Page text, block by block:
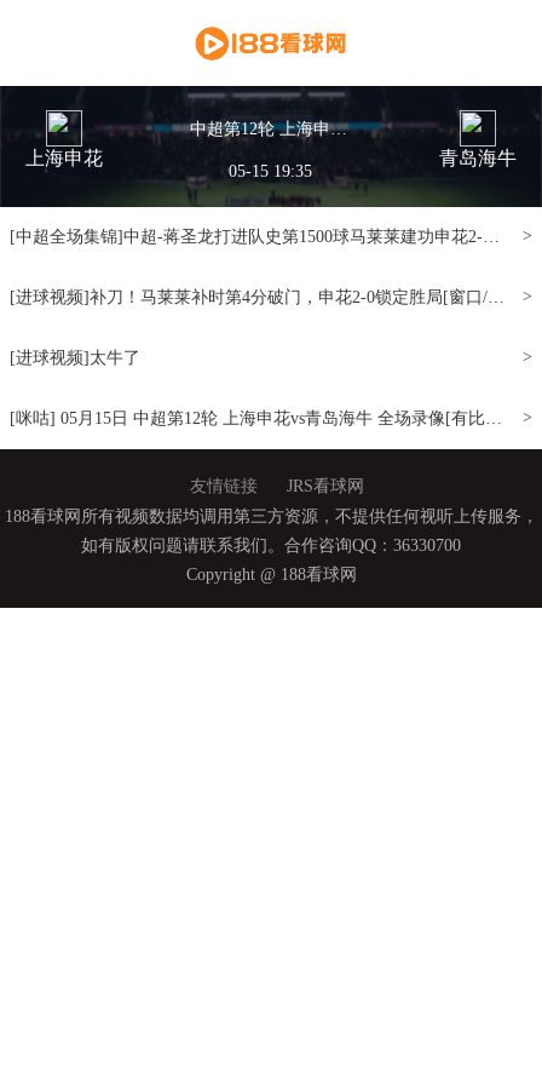
上海申花
中超第12轮 上海申花vs青岛海牛 全场录像
05-15 19:35
青岛海牛
>
>
[进球视频]太牛了 >
>
友情链接
JRS看球网
188看球网所有视频数据均调用第三方资源，不提供任何视听上传服务，
如有版权问题请联系我们。合作咨询QQ：36330700
Copyright @ 188看球网